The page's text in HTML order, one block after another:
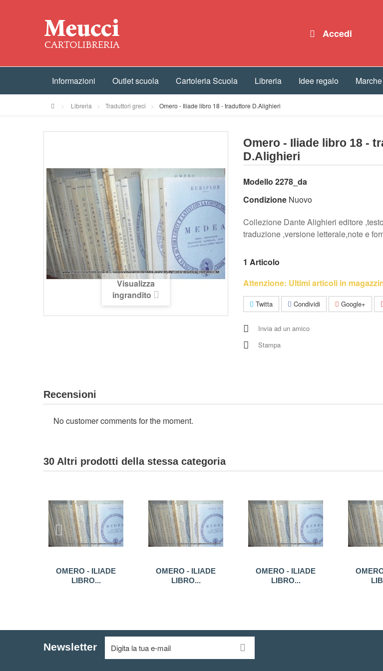
Accedi
Informazioni Outlet scuola Cartoleria Scuola Libreria Idee regalo Marche
> Libreria > Traduttori greci > Omero - Iliade libro 18 - traduttore D.Alighieri
Visualizza
ingrandito
Omero - Iliade libro 18 -
D.Alighieri
Modello 2278_da
Condizione Nuovo
Collezione Dante Alighieri editore
traduzione ,versione letterale,note e
1 Articolo
Attenzione: Ultimi articoli in
Twitta Condividi Google+
Invia ad un amico
Stampa
Recensioni
No customer comments for the moment.
30 Altri prodotti della stessa categoria
OMERO - ILIADE
LIBRO...
OMERO - ILIADE
LIBRO...
OMERO - ILIADE
LIBRO...
Newsletter